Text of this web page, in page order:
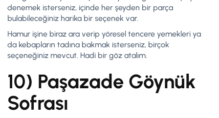
denemek isterseniz, içinde her şeyden bir parça
bulabileceğiniz harika bir seçenek var.
Hamur işine biraz ara verip yöresel tencere yemekleri ya
da kebapların tadına bakmak isterseniz, birçok
seçeneğiniz mevcut. Hadi bir göz atalım.
10) Paşazade Göynük
Sofrası